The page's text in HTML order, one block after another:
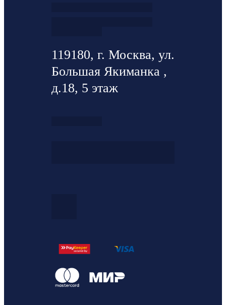
119180, г. Москва, ул.
Большая Якиманка ,
д.18, 5 этаж